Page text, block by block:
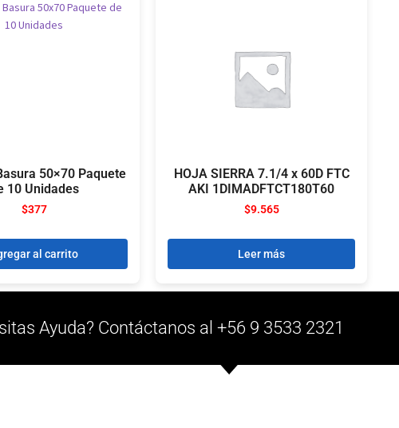
50×70 Paquete
10 Unidades
$377
al carrito
HOJA SIERRA 7.1/4 x 60D FTC
AKI 1DIMADFTCT180T60
$9.565
Leer más
Ayuda? Contáctanos al +56 9 3533 2321